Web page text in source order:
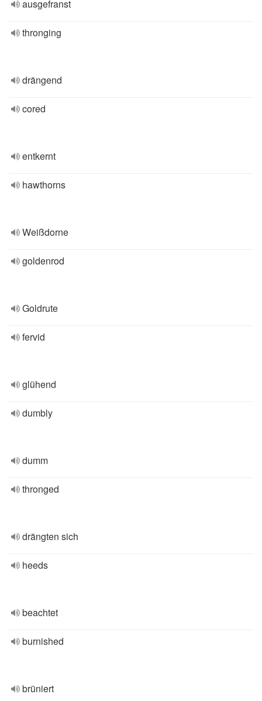
ausgefranst
thronging
drängend
cored
entkernt
hawthorns
Weißdorne
goldenrod
Goldrute
fervid
glühend
dumbly
dumm
thronged
drängten sich
heeds
beachtet
burnished
brüniert